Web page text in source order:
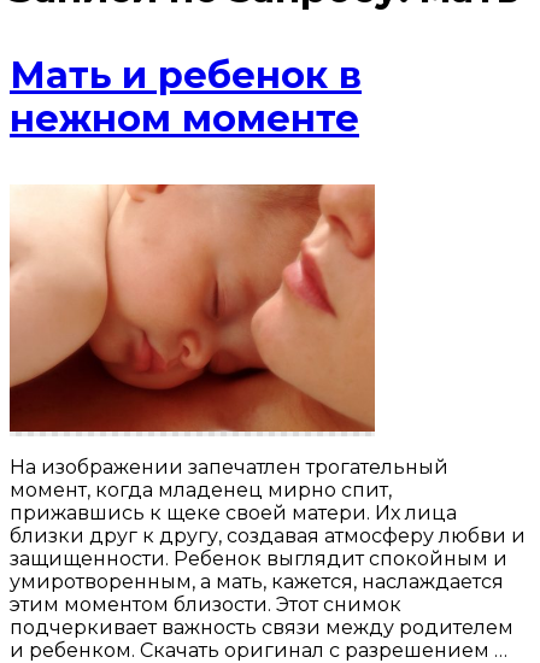
Мать и ребенок в
нежном моменте
На изображении запечатлен трогательный
момент, когда младенец мирно спит,
прижавшись к щеке своей матери. Их лица
близки друг к другу, создавая атмосферу любви и
защищенности. Ребенок выглядит спокойным и
умиротворенным, а мать, кажется, наслаждается
этим моментом близости. Этот снимок
подчеркивает важность связи между родителем
и ребенком. Скачать оригинал с разрешением …